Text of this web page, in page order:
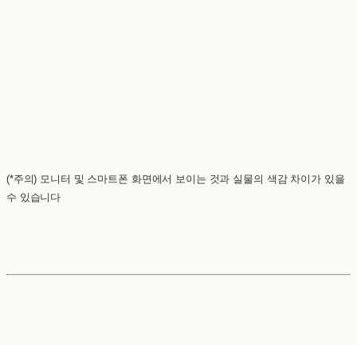
(*주의) 모니터 및 스마트폰 화면에서 보이는 것과 실물의 색감 차이가 있을
수 있습니다